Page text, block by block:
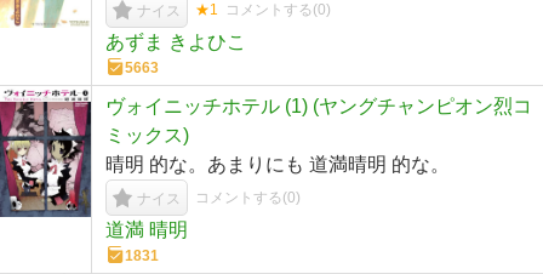
ナイス ★1 コメントする(0)
あずま きよひこ
5663
ヴォイニッチホテル (1) (ヤングチャンピオン烈コ
ミックス)
晴明 的な。あまりにも 道満晴明 的な。
ナイス コメントする(0)
道満 晴明
1831